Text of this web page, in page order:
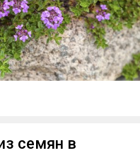
семян в